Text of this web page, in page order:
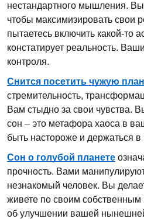
нестандартного мышления.
чтобы максимизировать свои
пытаетесь включить какой-то
констатирует реальность.
контроля.
Снится посетить чужую
стремительность,
Вам стыдно за свои чувства.
сон – это метафора хаоса в
быть настороже и держаться в
Сон о голубой планете
прочность. Вами
незнакомый человек. Вы
живете по своим
об улучшении вашей